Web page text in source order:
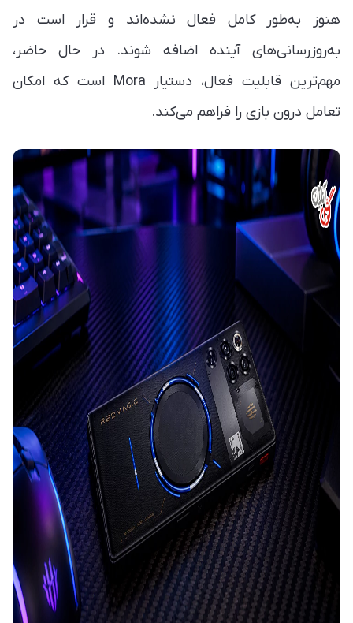
هنوز به‌طور کامل فعال نشده‌اند و قرار است در
به‌روزرسانی‌های آینده اضافه شوند. در حال حاضر،
مهم‌ترین قابلیت فعال، دستیار Mora است که امکان
تعامل درون بازی را فراهم می‌کند.